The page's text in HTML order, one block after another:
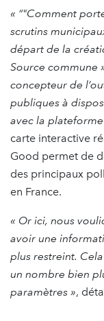
« “"Comment
scrutins
départ de la
Source commune
concepteur de
publiques à
avec la plateforme
carte interactive
Good permet de
des principaux
en France.
« Or ici, nous
avoir une
plus restreint.
un nombre bien
paramètres »,